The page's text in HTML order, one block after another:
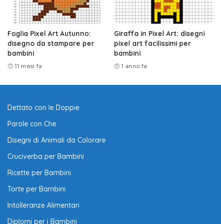
Foglia Pixel Art Autunno:
disegno da stampare per
bambini
11 mesi fa
Giraffa in Pixel Art: disegni
pixel art facilissimi per
bambini
1 anno fa
Dettato con le Doppie
Parole con Che
Disegni di Animali da Colorare
Cruciverba per Bambini
Ricette per Bambini
Torte per Bambini
Intolleranze Alimentari
Diplomi per i Bambini